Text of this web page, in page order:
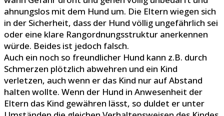
ahnungslos mit dem Hund um. Die Eltern wiegen sich
in der Sicherheit, dass der Hund völlig ungefährlich sei
oder eine klare Rangordnungsstruktur anerkennen
würde. Beides ist jedoch falsch.
Auch ein noch so freundlicher Hund kann z.B. durch
Schmerzen plötzlich abwehren und ein Kind
verletzen, auch wenn er das Kind nur auf Abstand
halten wollte. Wenn der Hund in Anwesenheit der
Eltern das Kind gewähren lässt, so duldet er unter